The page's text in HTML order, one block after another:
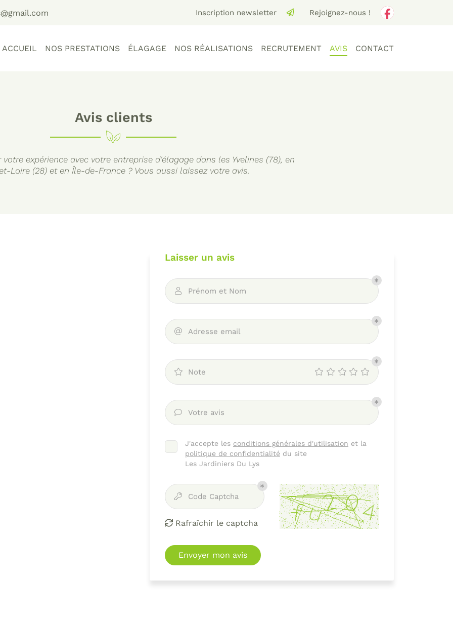
Inscription newsletter Rejoignez-nous !
ACCUEIL NOS PRESTATIONS ÉLAGAGE NOS RÉALISATIONS RECRUTEMENT AVIS CONTACT
Avis clients
expérience avec votre entreprise d'élagage dans les Yvelines (78), en
Loire (28) et en Île-de-France ? Vous aussi laissez votre avis.
Laisser un avis
 Prénom et Nom
 Adresse email
 Note
 Votre avis
J'accepte les conditions générales d'utilisation et la
politique de confidentialité du site
Les Jardiniers Du Lys
 Code Captcha
 Rafraîchir le captcha
Envoyer mon avis